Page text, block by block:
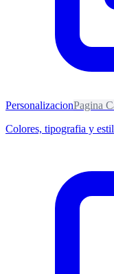
PersonalizacionPagina
Colores, tipografia y